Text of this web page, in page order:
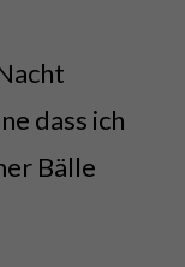
dass ich
Bälle